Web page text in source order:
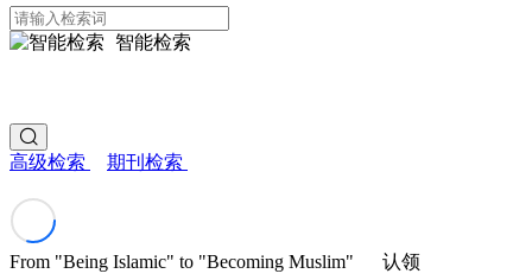
智能检索
高级检索 期刊检索
From "Being Islamic" to "Becoming Muslim"
认领